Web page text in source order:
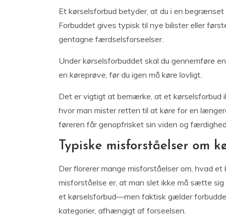
Et kørselsforbud betyder, at du i en
Forbuddet gives typisk til nye bilister eller
gentagne færdselsforseelser.
Under kørselsforbuddet skal du gennemføre
en køreprøve, før du igen må køre lovligt.
Det er vigtigt at bemærke, at et kørselsforbud
hvor man mister retten til at køre for en
føreren får genopfrisket sin viden og
Typiske misforståelser om
Der florerer mange misforståelser om, hvad
misforståelse er, at man slet ikke må sætte
et kørselsforbud—men faktisk gælder
kategorier, afhængigt af forseelsen.